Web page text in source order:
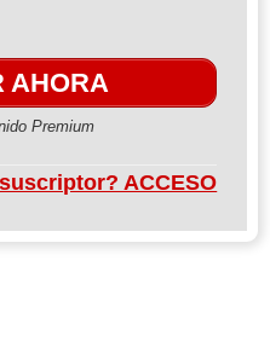
AHORA
Premium
ACCESO